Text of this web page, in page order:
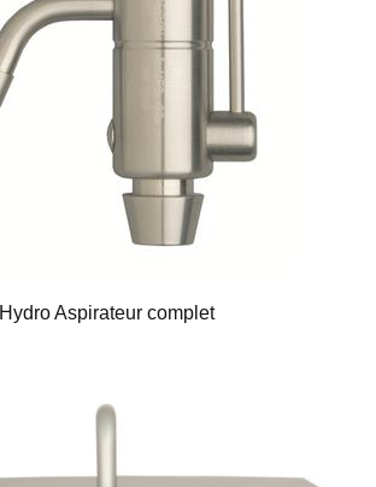
Hydro Aspirateur complet